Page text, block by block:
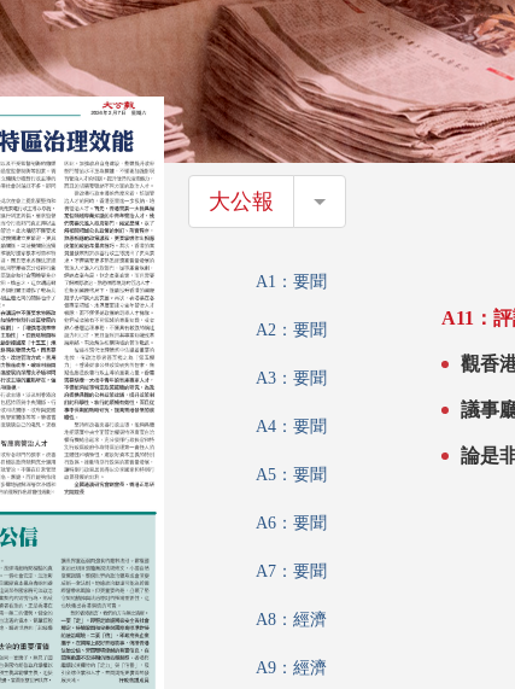
大公報 大公報
A1：要聞
A2：要聞
A3：要聞
A4：要聞
A5：要聞
A6：要聞
A7：要聞
A8：經濟
A9：經濟
A11：
觀香
議事
論是